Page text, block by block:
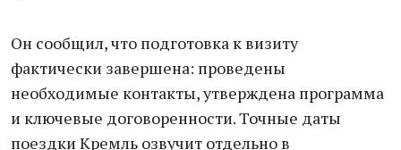
Он сообщил, что подготовка к визиту
фактически завершена: проведены
необходимые контакты, утверждена программа
и ключевые договоренности. Точные даты
поездки Кремль озвучит отдельно в